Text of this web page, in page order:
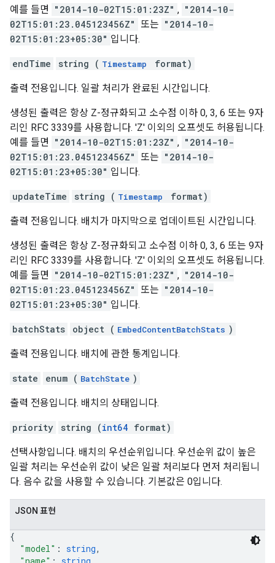
예를 들면
"2014-10-02T15:01:23Z" , "2014-10-
02T15:01:23.045123456Z"
또는 "2014-10-
02T15:01:23+05:30" 입니다.
endTime string ( Timestamp format)
출력 전용입니다. 일괄 처리가 완료된 시간입니다.
생성된 출력은 항상 Z-정규화되고 소수점 이하 0, 3, 6 또는 9자
리인 RFC 3339를 사용합니다. 'Z' 이외의 오프셋도 허용됩니다.
예를 들면
"2014-10-02T15:01:23Z" , "2014-10-
02T15:01:23.045123456Z"
또는 "2014-10-
02T15:01:23+05:30" 입니다.
updateTime string ( Timestamp format)
출력 전용입니다. 배치가 마지막으로 업데이트된 시간입니다.
생성된 출력은 항상 Z-정규화되고 소수점 이하 0, 3, 6 또는 9자
리인 RFC 3339를 사용합니다. 'Z' 이외의 오프셋도 허용됩니다.
예를 들면
"2014-10-02T15:01:23Z" , "2014-10-
02T15:01:23.045123456Z"
또는 "2014-10-
02T15:01:23+05:30" 입니다.
batchStats object ( EmbedContentBatchStats )
출력 전용입니다. 배치에 관한 통계입니다.
state enum ( BatchState )
출력 전용입니다. 배치의 상태입니다.
priority string (int64 format)
선택사항입니다. 배치의 우선순위입니다. 우선순위 값이 높은
일괄 처리는 우선순위 값이 낮은 일괄 처리보다 먼저 처리됩니
다. 음수 값을 사용할 수 있습니다. 기본값은 0입니다.
JSON 표현
{
"model" : string,